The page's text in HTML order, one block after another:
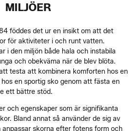
MILJÖER
föddes det ur en insikt om att det
för aktiviteter i och runt vatten.
i den miljön både hala och instabila
och obekväma när de blev blöta.
testa att kombinera komforten hos en
en sportig sko genom att fästa en
ett bättre stöd.
och egenskaper som är signifikanta
Bland annat så använder de sig av
anpassar skorna efter fotens form och